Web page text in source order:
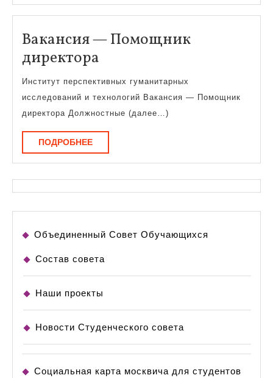
Вакансия — Помощник
директора
—
Помощник
директора
Институт перспективных гуманитарных
исследований и технологий Вакансия — Помощник
директора Должностные (далее…)
ПОДРОБНЕЕПОДРОБНЕЕ
Объединенный Совет Обучающихся
Состав совета
Наши проекты
Новости Студенческого совета
Социальная карта москвича для студентов